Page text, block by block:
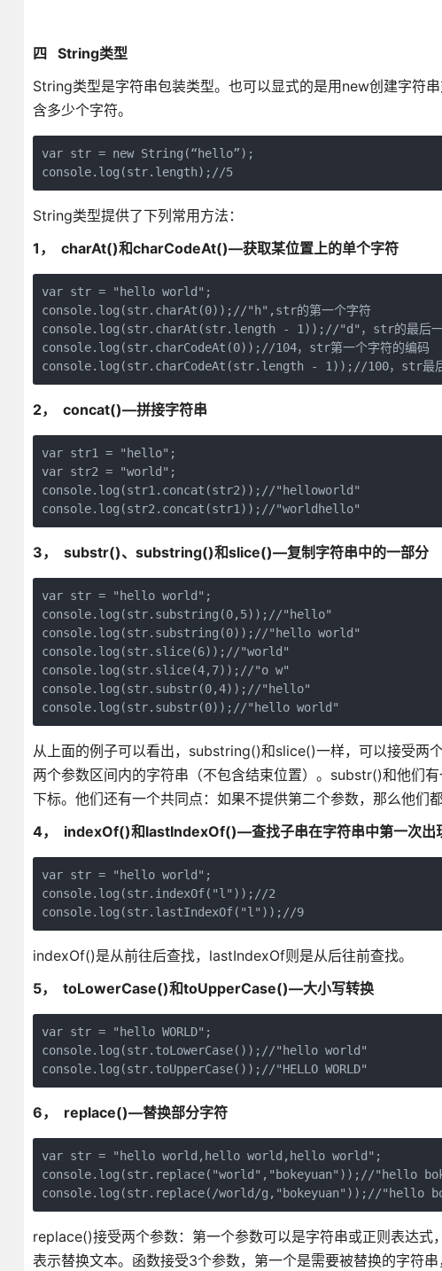
四 String类型
String类型是字符串包装类型。也可以显式的是用new创建字符
含多少个字符。
var str = new String(“hello”);
console.log(str.length);//5
String类型提供了下列常用方法：
1， charAt()和charCodeAt()—获取某位置上的单个字符
var str = "hello world";
console.log(str.charAt(0));//"h",str的第一个字符
console.log(str.charAt(str.length - 1));//"d"，str的最后一
console.log(str.charCodeAt(0));//104，str第一个字符的编码
console.log(str.charCodeAt(str.length - 1));//100，str最后
2， concat()—拼接字符串
var str1 = "hello";
var str2 = "world";
console.log(str1.concat(str2));//"helloworld"
console.log(str2.concat(str1));//"worldhello"
3， substr()、substring()和slice()—复制字符串中的一部分
var str = "hello world";
console.log(str.substring(0,5));//"hello"
console.log(str.substring(0));//"hello world"
console.log(str.slice(6));//"world"
console.log(str.slice(4,7));//"o w"
console.log(str.substr(0,4));//"hello"
console.log(str.substr(0));//"hello world"
从上面的例子可以看出，substring()和slice()一样，可以接受两
两个参数区间内的字符串（不包含结束位置）。substr()和他们
下标。他们还有一个共同点：如果不提供第二个参数，那么他们
4， indexOf()和lastIndexOf()—查找子串在字符串中第一次出
var str = "hello world";
console.log(str.indexOf("l"));//2
console.log(str.lastIndexOf("l"));//9
indexOf()是从前往后查找，lastIndexOf则是从后往前查找。
5， toLowerCase()和toUpperCase()—大小写转换
var str = "hello WORLD";
console.log(str.toLowerCase());//"hello world"
console.log(str.toUpperCase());//"HELLO WORLD"
6， replace()—替换部分字符
var str = "hello world,hello world,hello world";
console.log(str.replace("world","bokeyuan"));//"hello
console.log(str.replace(/world/g,"bokeyuan"));//"hello
replace()接受两个参数：第一个参数可以是字符串或正则表达式
表示替换文本。函数接受3个参数，第一个是需要被替换的字符